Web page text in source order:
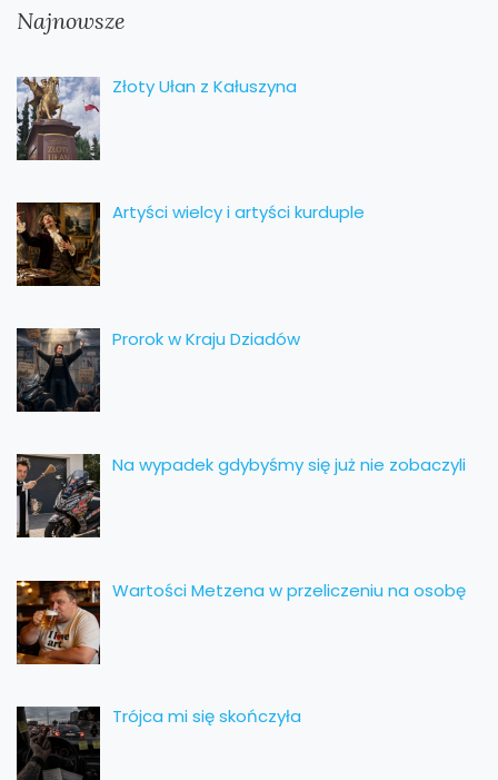
Najnowsze
Złoty Ułan z Kałuszyna
Artyści wielcy i artyści kurduple
Prorok w Kraju Dziadów
Na wypadek gdybyśmy się już nie zobaczyli
Wartości Metzena w przeliczeniu na osobę
Trójca mi się skończyła